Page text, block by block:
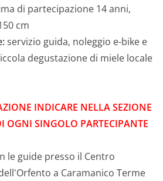
di partecipazione 14 anni,
cm
servizio guida, noleggio e-bike e
degustazione di miele locale
INDICARE NELLA SEZIONE
OGNI SINGOLO PARTECIPANTE
le guide presso il Centro
a Caramanico Terme